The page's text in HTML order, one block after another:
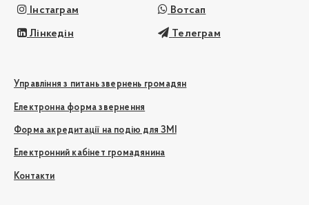
Інстаграм Вотсап
Лінкедін Телеграм
Управління з питань звернень громадян
Електронна форма звернення
Форма акредитації на подію для ЗМІ
Електронний кабінет громадянина
Контакти